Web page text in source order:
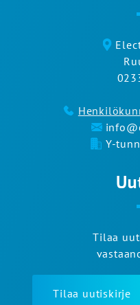
Y-
Tilaa
Tilaa uutiskirje